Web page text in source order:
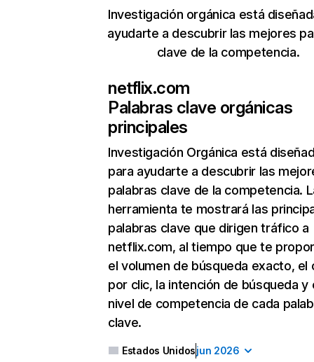
Investigación orgánica está
ayudarte a descubrir las mejores
clave de la competencia.
netflix.com
Palabras clave orgánicas
principales
Investigación Orgánica está
para ayudarte a descubrir las
palabras clave de la competencia.
herramienta te mostrará las
palabras clave que dirigen tráfico a
netflix.com, al tiempo que te
el volumen de búsqueda exacto, el
por clic, la intención de búsqueda y
nivel de competencia de cada
clave.
Estados Unidosjun 2026